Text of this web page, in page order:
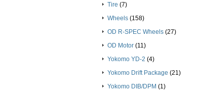
Tire (7)
Wheels (158)
OD R-SPEC Wheels (27)
OD Motor (11)
Yokomo YD-2 (4)
Yokomo Drift Package (21)
Yokomo DIB/DPM (1)